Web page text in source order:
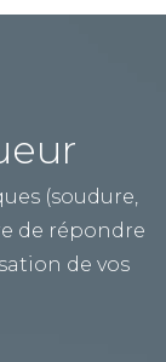
sur
proposer
toiture.
(soudure,
de répondre
de vos